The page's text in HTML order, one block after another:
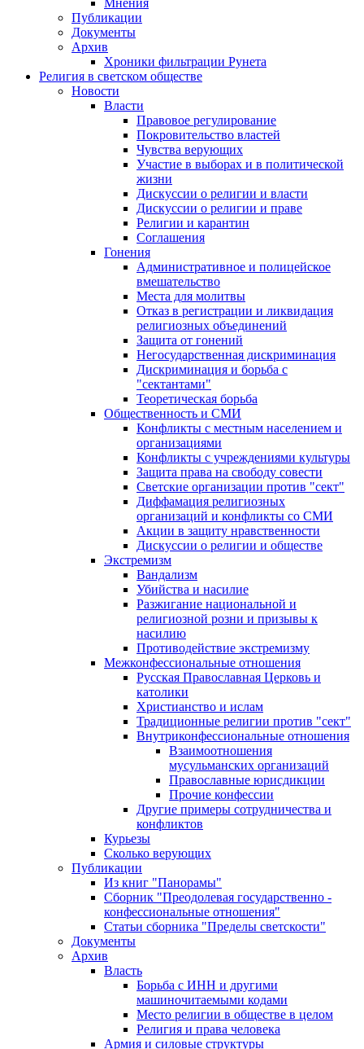
Мнения
Публикации
Документы
Архив
Хроники фильтрации Рунета
Религия в светском обществе
Новости
Власти
Правовое регулирование
Покровительство властей
Чувства верующих
Участие в выборах и в политической
жизни
Дискуссии о религии и власти
Дискуссии о религии и праве
Религии и карантин
Соглашения
Гонения
Административное и полицейское
вмешательство
Места для молитвы
Отказ в регистрации и ликвидация
религиозных объединений
Защита от гонений
Негосударственная дискриминация
Дискриминация и борьба с
"сектантами"
Теоретическая борьба
Общественность и СМИ
Конфликты с местным населением и
организациями
Конфликты с учреждениями культуры
Защита права на свободу совести
Светские организации против "сект"
Диффамация религиозных
организаций и конфликты со СМИ
Акции в защиту нравственности
Дискуссии о религии и обществе
Экстремизм
Вандализм
Убийства и насилие
Разжигание национальной и
религиозной розни и призывы к
насилию
Противодействие экстремизму
Межконфессиональные отношения
Русская Православная Церковь и
католики
Христианство и ислам
Традиционные религии против "сект"
Внутриконфессиональные отношения
Взаимоотношения
мусульманских организаций
Православные юрисдикции
Прочие конфессии
Другие примеры сотрудничества и
конфликтов
Курьезы
Сколько верующих
Публикации
Из книг "Панорамы"
Сборник "Преодолевая государственно -
конфессиональные отношения"
Статьи сборника "Пределы светскости"
Документы
Архив
Власть
Борьба с ИНН и другими
машиночитаемыми кодами
Место религии в обществе в целом
Религия и права человека
Армия и силовые структуры